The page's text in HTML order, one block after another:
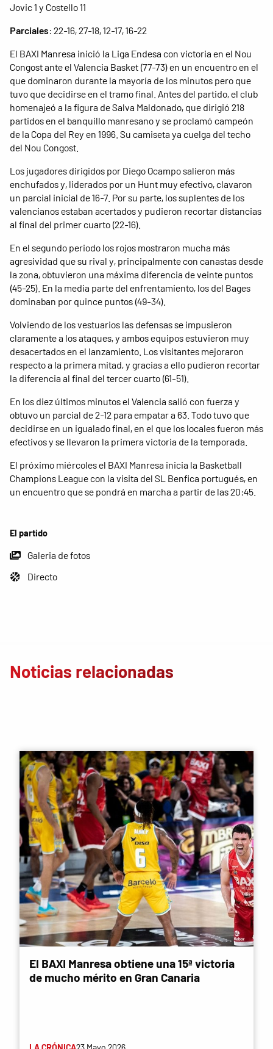
El partido
Galeria de fotos
Directo
Jovic 1 y Costello 11
Parciales: 22-16, 27-18, 12-17, 16-22
El BAXI Manresa inició la Liga Endesa con victoria en el Nou
Congost ante el Valencia Basket (77-73) en un encuentro en el
que dominaron durante la mayoría de los minutos pero que
tuvo que decidirse en el tramo final. Antes del partido, el club
homenajeó a la figura de Salva Maldonado, que dirigió 218
partidos en el banquillo manresano y se proclamó campeón
de la Copa del Rey en 1996. Su camiseta ya cuelga del techo
del Nou Congost.
Los jugadores dirigidos por Diego Ocampo salieron más
enchufados y, liderados por un Hunt muy efectivo, clavaron
un parcial inicial de 16-7. Por su parte, los suplentes de los
valencianos estaban acertados y pudieron recortar distancias
al final del primer cuarto (22-16).
En el segundo periodo los rojos mostraron mucha más
agresividad que su rival y, principalmente con canastas desde
la zona, obtuvieron una máxima diferencia de veinte puntos
(45-25). En la media parte del enfrentamiento, los del Bages
dominaban por quince puntos (49-34).
Volviendo de los vestuarios las defensas se impusieron
claramente a los ataques, y ambos equipos estuvieron muy
desacertados en el lanzamiento. Los visitantes mejoraron
respecto a la primera mitad, y gracias a ello pudieron recortar
la diferencia al final del tercer cuarto (61-51).
En los diez últimos minutos el Valencia salió con fuerza y ​​
obtuvo un parcial de 2-12 para empatar a 63. Todo tuvo que
decidirse en un igualado final, en el que los locales fueron más
efectivos y se llevaron la primera victoria de la temporada.
El próximo miércoles el BAXI Manresa inicia la Basketball
Champions League con la visita del SL Benfica portugués, en
un encuentro que se pondrá en marcha a partir de las 20:45.
Noticias relacionadas
El BAXI Manresa obtiene una 15ª victoria
de mucho mérito en Gran Canaria